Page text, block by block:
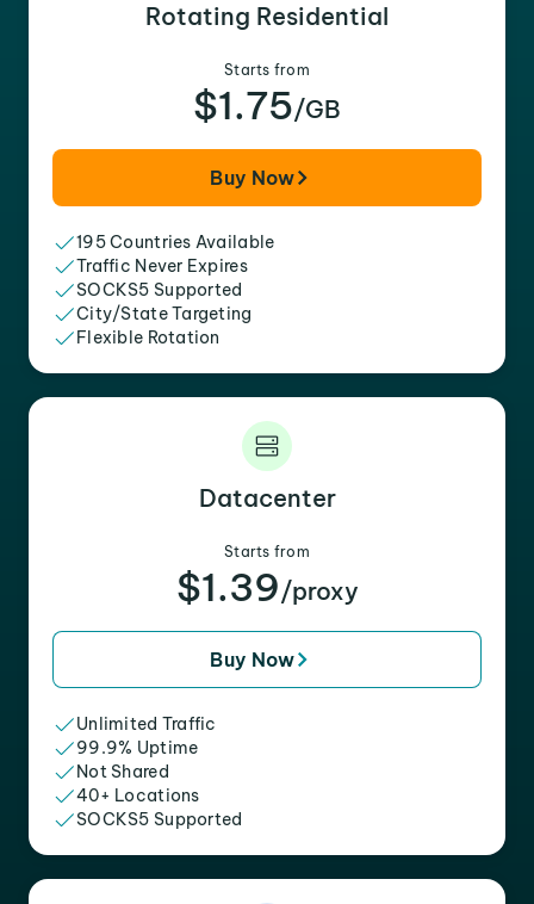
Rotating Residential
Starts from
$1.75/GB
Buy Now
195 Countries Available
Traffic Never Expires
SOCKS5 Supported
City/State Targeting
Flexible Rotation
Datacenter
Starts from
$1.39/proxy
Buy Now
Unlimited Traffic
99.9% Uptime
Not Shared
40+ Locations
SOCKS5 Supported